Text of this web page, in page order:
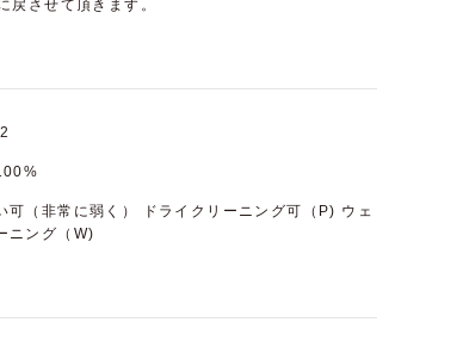
戻させて頂きます。
可（非常に弱く） ドライクリーニング可（P) ウェ
ニング（W)